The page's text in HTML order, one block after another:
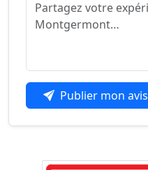
Publier mon avis